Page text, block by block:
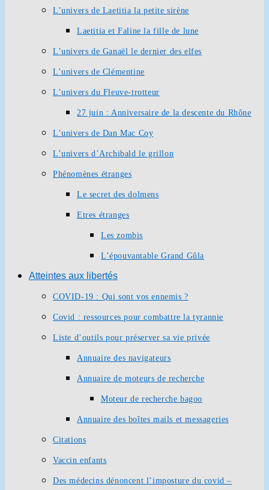
L’univers de Laetitia la petite sirène
Laetitia et Faline la fille de lune
L’univers de Ganaël le dernier des elfes
L’univers de Clémentine
L’univers du Fleuve-trotteur
27 juin : Anniversaire de la descente du Rhône
L’univers de Dan Mac Coy
L’univers d’Archibald le grillon
Phénomènes étranges
Le secret des dolmens
Etres étranges
Les zombis
L’épouvantable Grand Gûla
Atteintes aux libertés
COVID-19 : Qui sont vos ennemis ?
Covid : ressources pour combattre la tyrannie
Liste d’outils pour préserver sa vie privée
Annuaire des navigateurs
Annuaire de moteurs de recherche
Moteur de recherche bagoo
Annuaire des boîtes mails et messageries
Citations
Vaccin enfants
Des médecins dénoncent l’imposture du covid –